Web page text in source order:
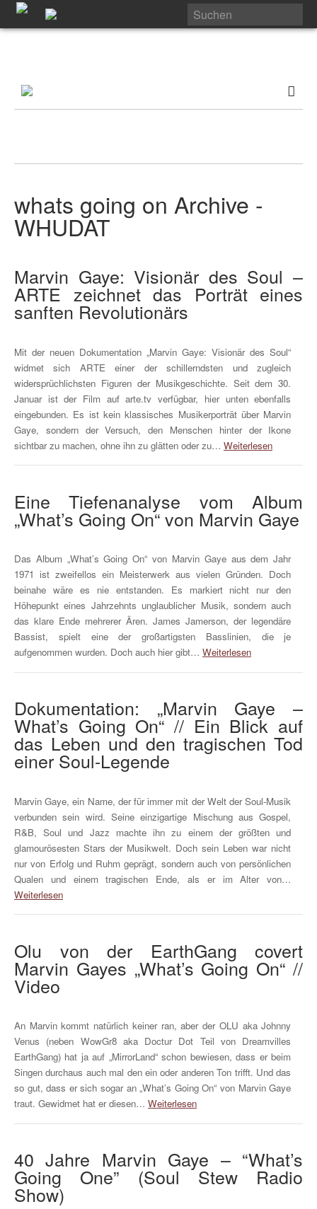
whats going on Archive -
WHUDAT
Marvin Gaye: Visionär des Soul –
ARTE zeichnet das Porträt eines
sanften Revolutionärs
Mit der neuen Dokumentation „Marvin Gaye: Visionär des Soul“
widmet sich ARTE einer der schillerndsten und zugleich
widersprüchlichsten Figuren der Musikgeschichte. Seit dem 30.
Januar ist der Film auf arte.tv verfügbar, hier unten ebenfalls
eingebunden. Es ist kein klassisches Musikerporträt über Marvin
Gaye, sondern der Versuch, den Menschen hinter der Ikone
sichtbar zu machen, ohne ihn zu glätten oder zu… Weiterlesen
Eine Tiefenanalyse vom Album
„What’s Going On“ von Marvin Gaye
Das Album „What’s Going On“ von Marvin Gaye aus dem Jahr
1971 ist zweifellos ein Meisterwerk aus vielen Gründen. Doch
beinahe wäre es nie entstanden. Es markiert nicht nur den
Höhepunkt eines Jahrzehnts unglaublicher Musik, sondern auch
das klare Ende mehrerer Ären. James Jamerson, der legendäre
Bassist, spielt eine der großartigsten Basslinien, die je
aufgenommen wurden. Doch auch hier gibt… Weiterlesen
Dokumentation: „Marvin Gaye –
What’s Going On“ // Ein Blick auf
das Leben und den tragischen Tod
einer Soul-Legende
Marvin Gaye, ein Name, der für immer mit der Welt der Soul-Musik
verbunden sein wird. Seine einzigartige Mischung aus Gospel,
R&B, Soul und Jazz machte ihn zu einem der größten und
glamourösesten Stars der Musikwelt. Doch sein Leben war nicht
nur von Erfolg und Ruhm geprägt, sondern auch von persönlichen
Qualen und einem tragischen Ende, als er im Alter von…
Weiterlesen
Olu von der EarthGang covert
Marvin Gayes „What’s Going On“ //
Video
An Marvin kommt natürlich keiner ran, aber der OLU aka Johnny
Venus (neben WowGr8 aka Doctur Dot Teil von Dreamvilles
EarthGang) hat ja auf „MirrorLand“ schon bewiesen, dass er beim
Singen durchaus auch mal den ein oder anderen Ton trifft. Und das
so gut, dass er sich sogar an „What’s Going On“ von Marvin Gaye
traut. Gewidmet hat er diesen… Weiterlesen
40 Jahre Marvin Gaye – “What’s
Going One” (Soul Stew Radio
Show)